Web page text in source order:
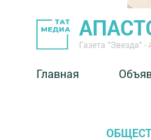
Газета "Звезда"
Главная